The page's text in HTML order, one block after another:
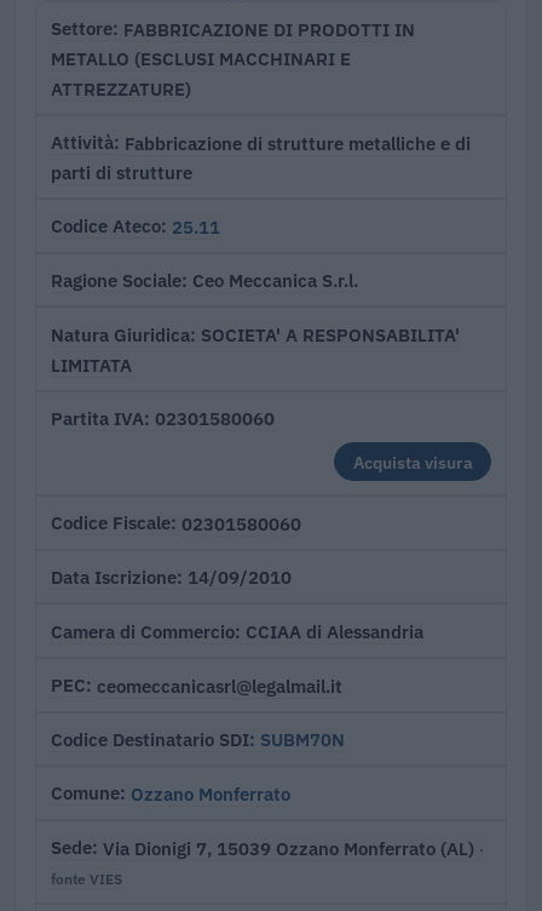
Settore FABBRICAZIONE DI PRODOTTI IN
METALLO (ESCLUSI MACCHINARI E
ATTREZZATURE)
Attività Fabbricazione di strutture metalliche e di
parti di strutture
Codice Ateco 25.11
Ragione Sociale Ceo Meccanica S.r.l.
Natura Giuridica SOCIETA' A RESPONSABILITA'
LIMITATA
Partita IVA 02301580060
Acquista visura
Codice Fiscale 02301580060
Data Iscrizione 14/09/2010
Camera di Commercio CCIAA di Alessandria
PEC ceomeccanicasrl@legalmail.it
Codice Destinatario SDI SUBM70N
Comune Ozzano Monferrato
Sede Via Dionigi 7, 15039 Ozzano Monferrato (AL) ·
fonte VIES